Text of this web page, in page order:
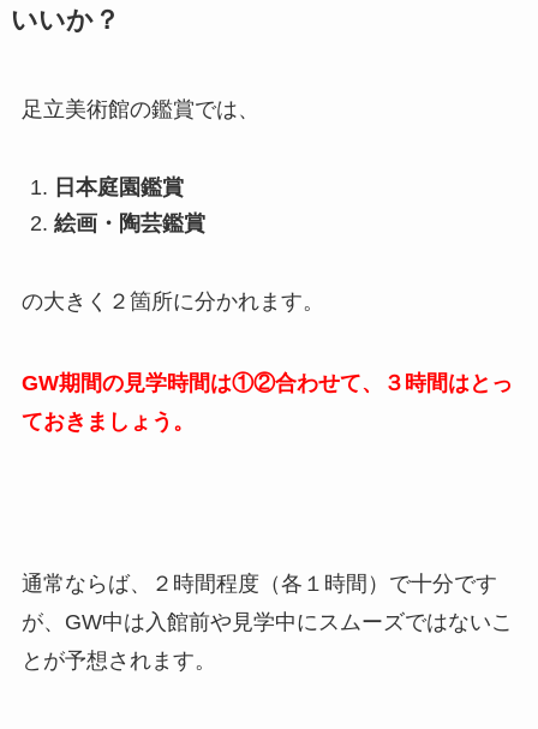
いいか？
足立美術館の鑑賞では、
日本庭園鑑賞
絵画・陶芸鑑賞
の大きく２箇所に分かれます。
GW期間の見学時間は①②合わせて、３時間はとっ
ておきましょう。
通常ならば、２時間程度（各１時間）で十分です
が、GW中は入館前や見学中にスムーズではないこ
とが予想されます。